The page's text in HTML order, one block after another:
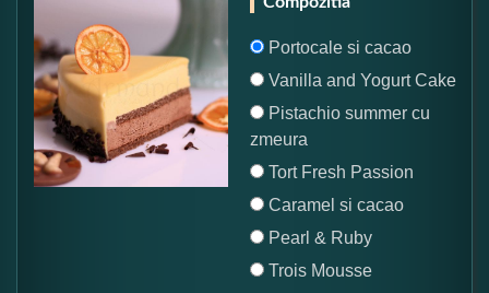
Portocale si cacao
Vanilla and Yogurt Cake
Pistachio summer cu
zmeura
Tort Fresh Passion
Caramel si cacao
Pearl & Ruby
Trois Mousse